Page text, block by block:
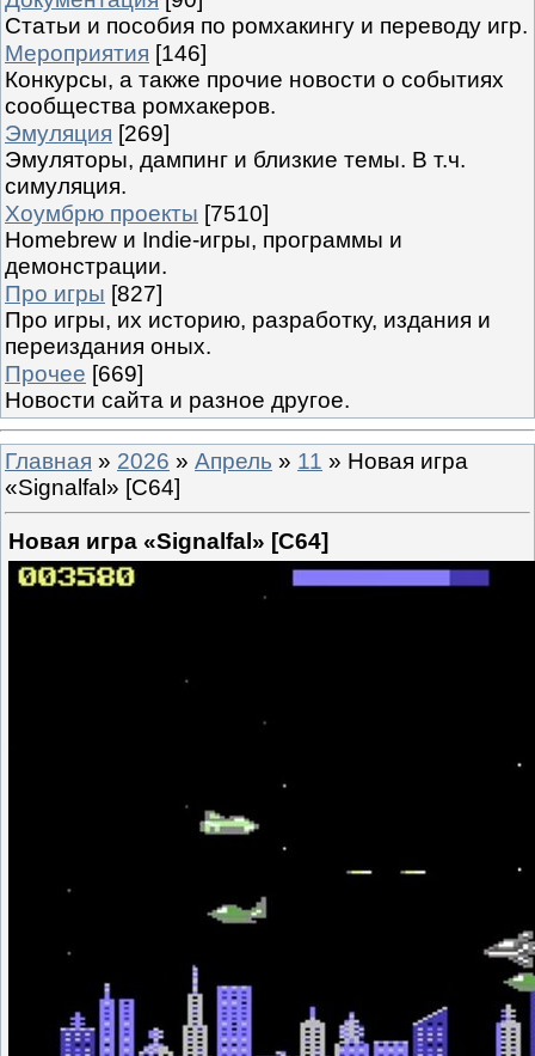
Статьи и пособия по ромхакингу и переводу игр.
Мероприятия [146]
Конкурсы, а также прочие новости о событиях
сообщества ромхакеров.
Эмуляция [269]
Эмуляторы, дампинг и близкие темы. В т.ч.
симуляция.
Хоумбрю проекты [7510]
Homebrew и Indie-игры, программы и
демонстрации.
Про игры [827]
Про игры, их историю, разработку, издания и
переиздания оных.
Прочее [669]
Новости сайта и разное другое.
Главная » 2026 » Апрель » 11 » Новая игра
«Signalfal» [C64]
Новая игра «Signalfal» [C64]